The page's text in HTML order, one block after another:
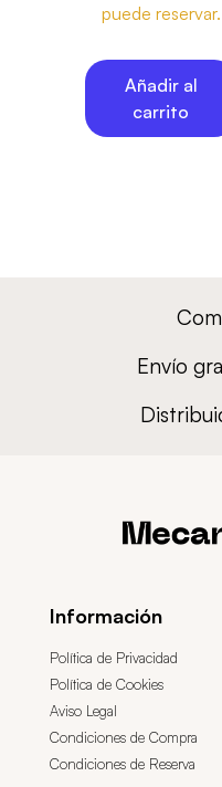
puede reservar.
Añadir al
carrito
Envío
Información
Política de Privacidad
Política de Cookies
Aviso Legal
Condiciones de Compra
Condiciones de Reserva